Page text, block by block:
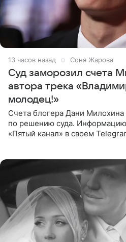
13 часов назад Соня Жарова
Суд заморозил счета
автора трека
молодец!»
Счета блогера Дани
по решению суда.
«Пятый канал» в своем